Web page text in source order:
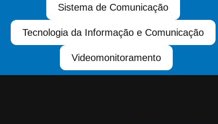
Sistema de Comunicação
Tecnologia da Informação e Comunicação
Videomonitoramento